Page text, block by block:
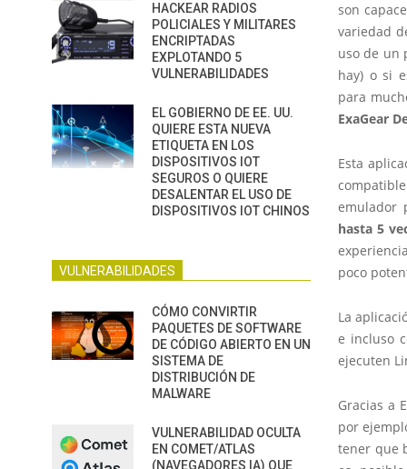
son
variedad
uso de un
hay) o si
para
ExaGear
Esta
emulador
hasta 5
poco
La
e incluso
ejecuten
Gracias a
por
tener que
HACKEAR RADIOS
POLICIALES Y MILITARES
ENCRIPTADAS
EXPLOTANDO 5
VULNERABILIDADES
EL GOBIERNO DE EE. UU.
QUIERE ESTA NUEVA
ETIQUETA EN LOS
DISPOSITIVOS IOT
SEGUROS O QUIERE
DESALENTAR EL USO DE
DISPOSITIVOS IOT CHINOS
VULNERABILIDADES
CÓMO CONVIRTIR
PAQUETES DE SOFTWARE
DE CÓDIGO ABIERTO EN UN
SISTEMA DE
DISTRIBUCIÓN DE
MALWARE
VULNERABILIDAD OCULTA
EN COMET/ATLAS
(NAVEGADORES IA) QUE